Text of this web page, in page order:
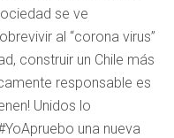
se ve
al “corona virus”
construir un Chile más
responsable es
Unidos lo
una nueva